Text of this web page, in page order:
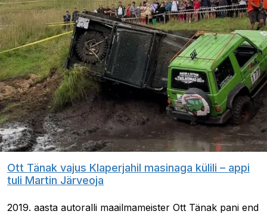
Ott Tänak vajus Klaperjahil masinaga külili – appi
tuli Martin Järveoja
2019. aasta autoralli maailmameister Ott Tänak pani end